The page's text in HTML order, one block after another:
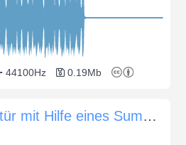
44100Hz 0.19Mb
Öffnen der Haustür mit Hilfe eines Summers